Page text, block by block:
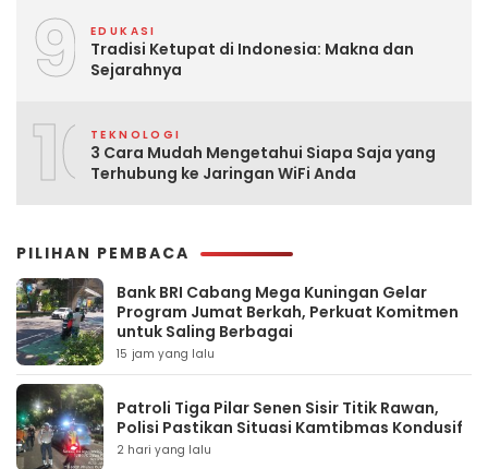
9 EDUKASI
Tradisi Ketupat di Indonesia: Makna dan
Sejarahnya
10TEKNOLOGI
3 Cara Mudah Mengetahui Siapa Saja yang
Terhubung ke Jaringan WiFi Anda
PILIHAN PEMBACA
Bank BRI Cabang Mega Kuningan Gelar
Program Jumat Berkah, Perkuat Komitmen
untuk Saling Berbagai
15 jam yang lalu
Patroli Tiga Pilar Senen Sisir Titik Rawan,
Polisi Pastikan Situasi Kamtibmas Kondusif
2 hari yang lalu